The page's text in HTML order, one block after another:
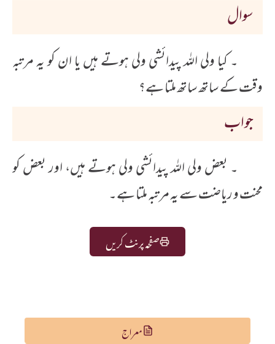
سوال
۔ کیا ولی اللہ پیدائشی ولی ہوتے ہیں یا ان کو یہ مرتبہ
وقت کے ساتھ ساتھ ملتا ہے؟
جواب
۔ بعض ولی اللہ پیدائشی ولی ہوتے ہیں، اور بعض کو
محنت و ریاضت سے یہ مرتبہ ملتا ہے۔
صفحہ پرنٹ کریں
معراج